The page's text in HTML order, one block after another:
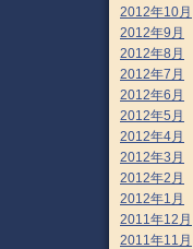
2012年10月
2012年9月
2012年8月
2012年7月
2012年6月
2012年5月
2012年4月
2012年3月
2012年2月
2012年1月
2011年12月
2011年11月